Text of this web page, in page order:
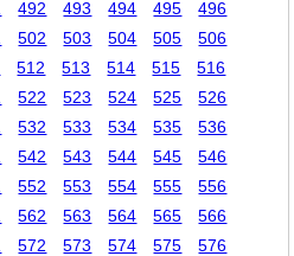
492 493 494 495
496
502 503 504 505
506
512 513 514 515
516
522 523 524 525
526
532 533 534 535
536
542 543 544 545
546
552 553 554 555
556
562 563 564 565
566
572 573 574 575
576